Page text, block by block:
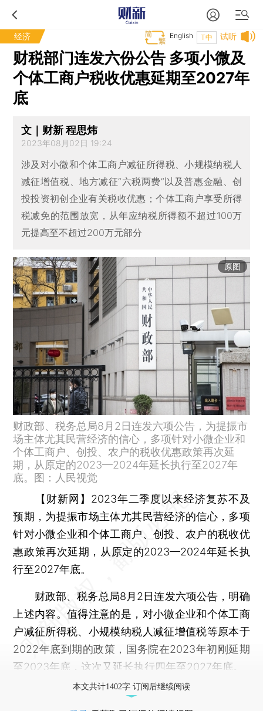
经济 试听
T中
English
财税部门连发六份公告 多项小微及
个体工商户税收优惠延期至2027年
底
文｜财新 程思炜
2023年08月02日 19:24
涉及对小微和个体工商户减征所得税、小规模纳税人
减征增值税、地方减征“六税两费”以及普惠金融、创
投投资初创企业有关税收优惠；个体工商户享受所得
税减免的范围放宽，从年应纳税所得额不超过100万
元提高至不超过200万元部分
原图
财政部、税务总局8月2日连发六项公告，为提振市
场主体尤其民营经济的信心，多项针对小微企业和
个体工商户、创投、农户的税收优惠政策再次延
期，从原定的2023—2024年延长执行至2027年
底。图：人民视觉
【财新网】 2023年二季度以来经济复苏不及
预期，为提振市场主体尤其民营经济的信心，多项
针对小微企业和个体工商户、创投、农户的税收优
惠政策再次延期，从原定的2023—2024年延长执
行至2027年底。
财政部、税务总局8月2日连发六项公告，明确
上述内容。值得注意的是，对小微企业和个体工商
户减征所得税、小规模纳税人减征增值税等原本于
2022年底到期的政策，国务院在2023年初刚延期
至2023年底，这次又延长执行四年至2027年底。
本文共计1402字 订阅后继续阅读